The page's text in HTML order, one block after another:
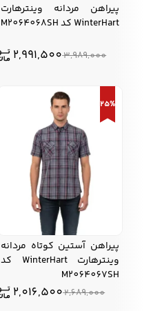
پیراهن مردانه وينترهارت
WinterHart کد M2064068SH
3,989,000
2,991,500
25%
پيراهن آستين كوتاه مردانه
وينترهارت WinterHart کد
M2064067SH
2,689,000
2,016,500